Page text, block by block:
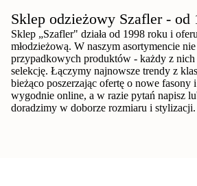
Sklep odzieżowy Szafler - od
Sklep „Szafler" działa od 1998 roku i
młodzieżową. W naszym asortymencie
przypadkowych produktów - każdy z nich
selekcję. Łączymy najnowsze trendy z
bieżąco poszerzając ofertę o nowe
wygodnie online, a w razie pytań napisz
doradzimy w doborze rozmiaru i stylizacji.